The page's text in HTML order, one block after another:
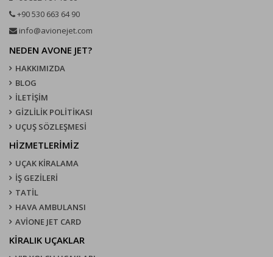
+90 530 663 64 90
info@avionejet.com
NEDEN AVONE JET?
HAKKIMIZDA
BLOG
İLETİŞİM
GİZLİLİK POLİTİKASI
UÇUŞ SÖZLEŞMESI
HİZMETLERİMİZ
UÇAK KIRALAMA
İŞ GEZİLERİ
TATİL
HAVA AMBULANSI
AVİONE JET CARD
KIRALIK UÇAKLAR